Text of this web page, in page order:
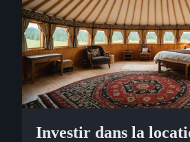
Investir dans la